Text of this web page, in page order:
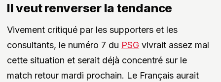
Il veut renverser la tendance
Vivement critiqué par les supporters et les
consultants, le numéro 7 du PSG vivrait assez mal
cette situation et serait déjà concentré sur le
match retour mardi prochain. Le Français aurait